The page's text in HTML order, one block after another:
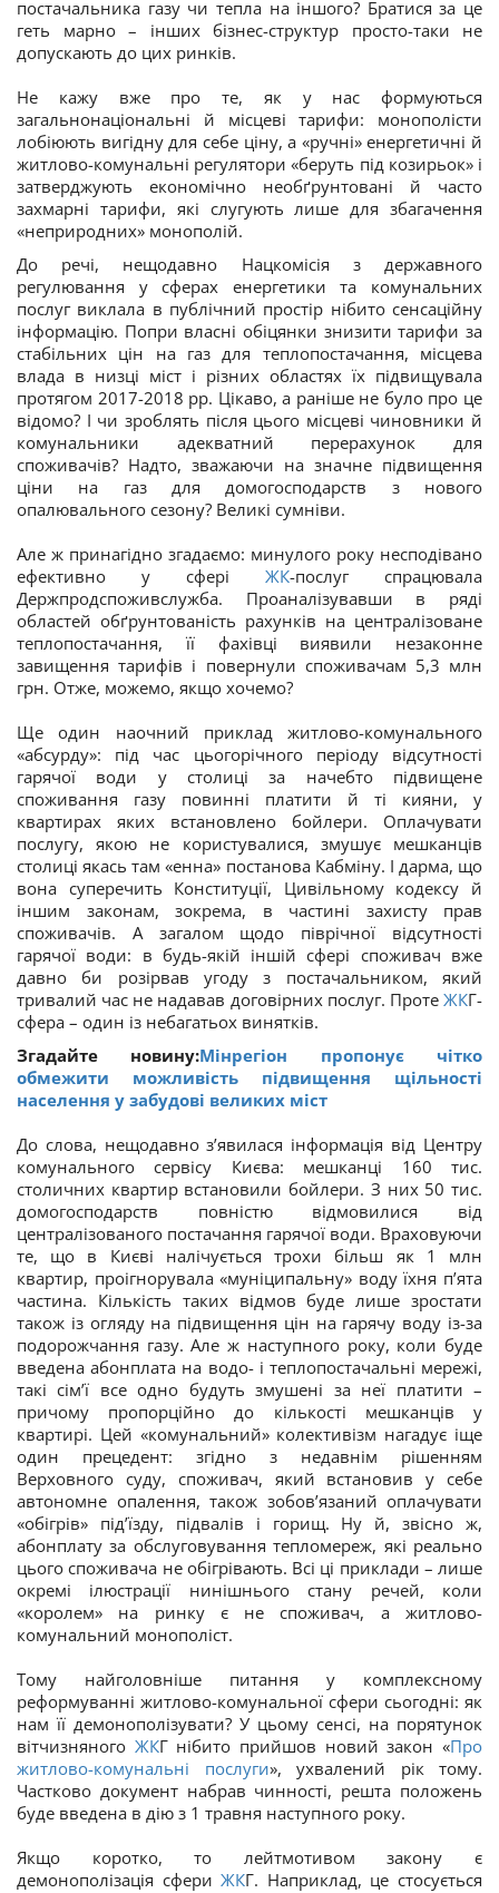
постачальника газу чи тепла на іншого? Братися за це
геть марно – інших бізнес-структур просто-таки не
допускають до цих ринків.
Не кажу вже про те, як у нас формуються
загальнонаціональні й місцеві тарифи: монополісти
лобіюють вигідну для себе ціну, а «ручні» енергетичні й
житлово-комунальні регулятори «беруть під козирьок» і
затверджують економічно необґрунтовані й часто
захмарні тарифи, які слугують лише для збагачення
«неприродних» монополій.
До речі, нещодавно Нацкомісія з державного
регулювання у сферах енергетики та комунальних
послуг виклала в публічний простір нібито сенсаційну
інформацію. Попри власні обіцянки знизити тарифи за
стабільних цін на газ для теплопостачання, місцева
влада в низці міст і різних областях їх підвищувала
протягом 2017-2018 рр. Цікаво, а раніше не було про це
відомо? І чи зроблять після цього місцеві чиновники й
комунальники адекватний перерахунок для
споживачів? Надто, зважаючи на значне підвищення
ціни на газ для домогосподарств з нового
опалювального сезону? Великі сумніви.
Але ж принагідно згадаємо: минулого року несподівано
ефективно у сфері ЖК-послуг спрацювала
Держпродспоживслужба. Проаналізувавши в ряді
областей обґрунтованість рахунків на централізоване
теплопостачання, її фахівці виявили незаконне
завищення тарифів і повернули споживачам 5,3 млн
грн. Отже, можемо, якщо хочемо?
Ще один наочний приклад житлово-комунального
«абсурду»: під час цьогорічного періоду відсутності
гарячої води у столиці за начебто підвищене
споживання газу повинні платити й ті кияни, у
квартирах яких встановлено бойлери. Оплачувати
послугу, якою не користувалися, змушує мешканців
столиці якась там «енна» постанова Кабміну. І дарма, що
вона суперечить Конституції, Цивільному кодексу й
іншим законам, зокрема, в частині захисту прав
споживачів. А загалом щодо піврічної відсутності
гарячої води: в будь-якій іншій сфері споживач вже
давно би розірвав угоду з постачальником, який
тривалий час не надавав договірних послуг. Проте ЖКГ-
сфера – один із небагатьох винятків.
Згадайте новину:Мінрегіон пропонує чітко
обмежити можливість підвищення щільності
населення у забудові великих міст
До слова, нещодавно з’явилася інформація від Центру
комунального сервісу Києва: мешканці 160 тис.
столичних квартир встановили бойлери. З них 50 тис.
домогосподарств повністю відмовилися від
централізованого постачання гарячої води. Враховуючи
те, що в Києві налічується трохи більш як 1 млн
квартир, проігнорувала «муніципальну» воду їхня п’ята
частина. Кількість таких відмов буде лише зростати
також із огляду на підвищення цін на гарячу воду із-за
подорожчання газу. Але ж наступного року, коли буде
введена абонплата на водо- і теплопостачальні мережі,
такі сім’ї все одно будуть змушені за неї платити –
причому пропорційно до кількості мешканців у
квартирі. Цей «комунальний» колективізм нагадує іще
один прецедент: згідно з недавнім рішенням
Верховного суду, споживач, який встановив у себе
автономне опалення, також зобов’язаний оплачувати
«обігрів» під’їзду, підвалів і горищ. Ну й, звісно ж,
абонплату за обслуговування тепломереж, які реально
цього споживача не обігрівають. Всі ці приклади – лише
окремі ілюстрації нинішнього стану речей, коли
«королем» на ринку є не споживач, а житлово-
комунальний монополіст.
Тому найголовніше питання у комплексному
реформуванні житлово-комунальної сфери сьогодні: як
нам її демонополізувати? У цьому сенсі, на порятунок
вітчизняного ЖКГ нібито прийшов новий закон «Про
житлово-комунальні послуги», ухвалений рік тому.
Частково документ набрав чинності, решта положень
буде введена в дію з 1 травня наступного року.
Якщо коротко, то лейтмотивом закону є
демонополізація сфериЖКГ. Наприклад, це стосується